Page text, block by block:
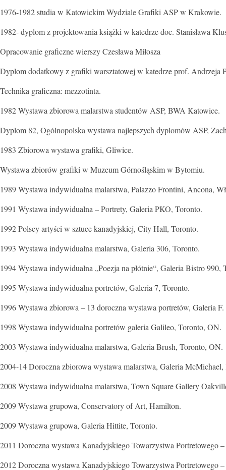
1976-1982 studia w Katowickim Wydziale Grafiki ASP w Krakowie.
1982- dyplom z projektowania książki w katedrze doc. Stanisława
Opracowanie graficzne wierszy Czesława Miłosza
Dyplom dodatkowy z grafiki warsztatowej w katedrze prof. Andrzeja
Technika graficzna: mezzotinta.
1982 Wystawa zbiorowa malarstwa studentów ASP, BWA Katowice.
Dyplom 82, Ogólnopolska wystawa najlepszych dyplomów ASP,
1983 Zbiorowa wystawa grafiki, Gliwice.
Wystawa zbiorów grafiki w Muzeum Górnośląskim w Bytomiu.
1989 Wystawa indywidualna malarstwa, Palazzo Frontini, Ancona,
1991 Wystawa indywidualna – Portrety, Galeria PKO, Toronto.
1992 Polscy artyści w sztuce kanadyjskiej, City Hall, Toronto.
1993 Wystawa indywidualna malarstwa, Galeria 306, Toronto.
1994 Wystawa indywidualna „Poezja na płótnie“, Galeria Bistro 990,
1995 Wystawa indywidualna portretów, Galeria 7, Toronto.
1996 Wystawa zbiorowa – 13 doroczna wystawa portretów, Galeria
1998 Wystawa indywidualna portretów galeria Galileo, Toronto, ON.
2003 Wystawa indywidualna malarstwa, Galeria Brush, Toronto, ON.
2004-14 Doroczna zbiorowa wystawa malarstwa, Galeria
2008 Wystawa indywidualna malarstwa, Town Square Gallery
2009 Wystawa grupowa, Conservatory of Art, Hamilton.
2009 Wystawa grupowa, Galeria Hittite, Toronto.
2011 Doroczna wystawa Kanadyjskiego Towarzystwa Portretowego
2012 Doroczna wystawa Kanadyjskiego Towarzystwa Portretowego